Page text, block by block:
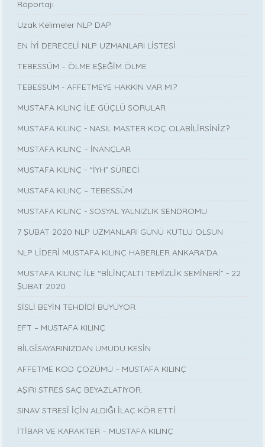
Röportajı
Uzak Kelimeler NLP DAP
EN İYİ DERECELİ NLP UZMANLARI LİSTESİ
TEBESSÜM – ÖLME EŞEĞİM ÖLME
TEBESSÜM - AFFETMEYE HAKKIN VAR MI?
MUSTAFA KILINÇ İLE GÜÇLÜ SORULAR
MUSTAFA KILINÇ - NASIL MASTER KOÇ OLABİLİRSİNİZ?
MUSTAFA KILINÇ – İNANÇLAR
MUSTAFA KILINÇ - “İYH” SÜRECİ
MUSTAFA KILINÇ – TEBESSÜM
MUSTAFA KILINÇ - SOSYAL YALNIZLIK SENDROMU
7 ŞUBAT 2020 NLP UZMANLARI GÜNÜ KUTLU OLSUN
NLP LİDERİ MUSTAFA KILINÇ HABERLER ANKARA’DA
MUSTAFA KILINÇ İLE “BİLİNÇALTI TEMİZLİK SEMİNERİ” - 22
ŞUBAT 2020
SİSLİ BEYİN TEHDİDİ BÜYÜYOR
EFT – MUSTAFA KILINÇ
BİLGİSAYARINIZDAN UMUDU KESİN
AFFETME KOD ÇÖZÜMÜ – MUSTAFA KILINÇ
AŞIRI STRES SAÇ BEYAZLATIYOR.
SINAV STRESİ İÇİN ALDIĞI İLAÇ KÖR ETTİ
İTİBAR VE KARAKTER – MUSTAFA KILINÇ